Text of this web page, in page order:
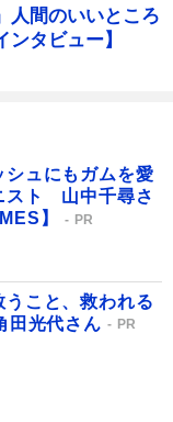
人間のいいところ
タビュー】
シュにもガムを愛
スト 山中千尋さ
】
PR
うこと、救われる
光代さん
PR